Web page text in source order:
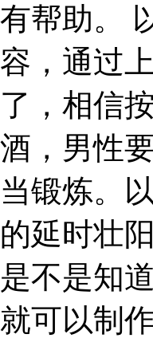
有帮助。
容，通过
了，相信
酒，男性
当锻炼。
的延时壮
是不是知
就可以制